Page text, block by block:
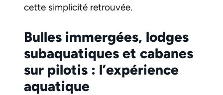
cette simplicité retrouvée.
Bulles immergées, lodges
subaquatiques et cabanes
sur pilotis : l’expérience
aquatique